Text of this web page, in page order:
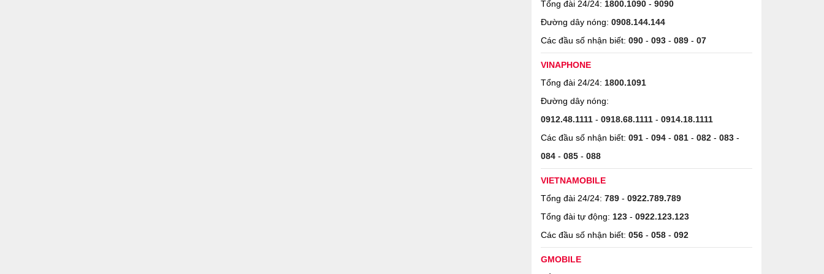
Tổng đài 24/24: 1800.1090 - 9090
Đường dây nóng: 0908.144.144
Các đầu số nhận biết: 090 - 093 - 089 - 07
VINAPHONE
Tổng đài 24/24: 1800.1091
Đường dây nóng:
0912.48.1111 - 0918.68.1111 - 0914.18.1111
Các đầu số nhận biết: 091 - 094 - 081 - 082 - 083 -
084 - 085 - 088
VIETNAMOBILE
Tổng đài 24/24: 789 - 0922.789.789
Tổng đài tự động: 123 - 0922.123.123
Các đầu số nhận biết: 056 - 058 - 092
GMOBILE